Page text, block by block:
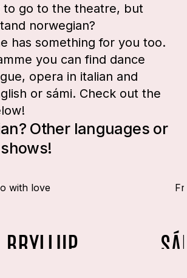
to go to the theatre, but
norwegian?
has something for you too.
you can find dance
opera in italian and
or sámi. Check out the
Other languages or
with love